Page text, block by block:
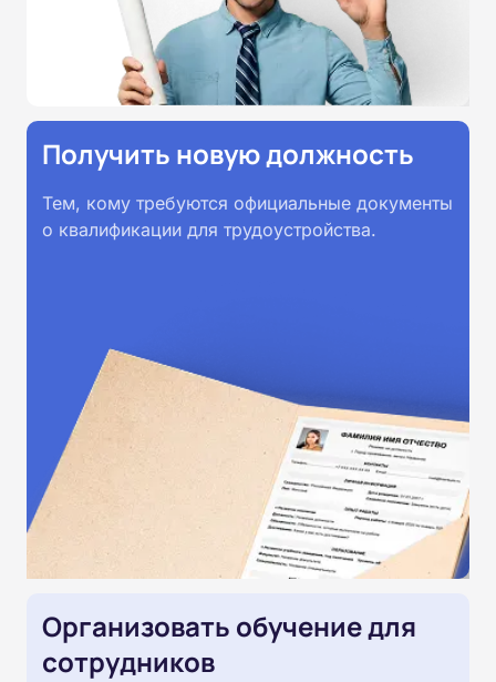
Получить новую должность
Тем, кому требуются официальные документы
о квалификации для трудоустройства.
Организовать обучение для
сотрудников